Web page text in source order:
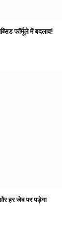
फॉर्मूले में बदलाव!
हर जेब पर पड़ेगा